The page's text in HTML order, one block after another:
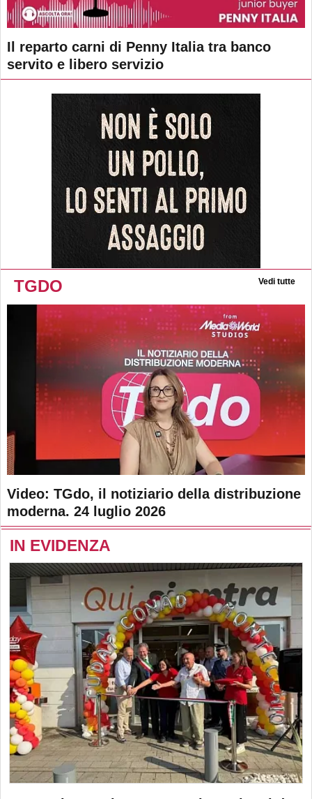
Il reparto carni di Penny Italia tra banco
servito e libero servizio
TGDO Vedi tutte
Video: TGdo, il notiziario della distribuzione
moderna. 24 luglio 2026
IN EVIDENZA